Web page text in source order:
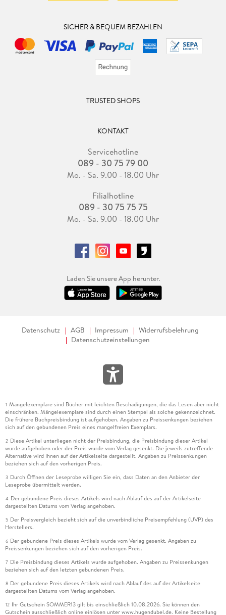
SICHER & BEQUEM BEZAHLEN
TRUSTED SHOPS
KONTAKT
Servicehotline
089 - 30 75 79 00
Mo. - Sa. 9.00 - 18.00 Uhr
Filialhotline
089 - 30 75 75 75
Mo. - Sa. 9.00 - 18.00 Uhr
Laden Sie unsere App herunter.
Datenschutz AGB Impressum
Widerrufsbelehrung
Datenschutzeinstellungen
1 Mängelexemplare sind Bücher mit leichten Beschädigungen, die das Lesen aber nicht
einschränken. Mängelexemplare sind durch einen Stempel als solche gekennzeichnet.
Die frühere Buchpreisbindung ist aufgehoben. Angaben zu Preissenkungen beziehen
sich auf den gebundenen Preis eines mangelfreien Exemplars.
2 Diese Artikel unterliegen nicht der Preisbindung, die Preisbindung dieser Artikel
wurde aufgehoben oder der Preis wurde vom Verlag gesenkt. Die jeweils zutreffende
Alternative wird Ihnen auf der Artikelseite dargestellt. Angaben zu Preissenkungen
beziehen sich auf den vorherigen Preis.
3 Durch Öffnen der Leseprobe willigen Sie ein, dass Daten an den Anbieter der
Leseprobe übermittelt werden.
4 Der gebundene Preis dieses Artikels wird nach Ablauf des auf der Artikelseite
dargestellten Datums vom Verlag angehoben.
5 Der Preisvergleich bezieht sich auf die unverbindliche Preisempfehlung (UVP) des
Herstellers.
6 Der gebundene Preis dieses Artikels wurde vom Verlag gesenkt. Angaben zu
Preissenkungen beziehen sich auf den vorherigen Preis.
7 Die Preisbindung dieses Artikels wurde aufgehoben. Angaben zu Preissenkungen
beziehen sich auf den letzten gebundenen Preis.
8 Der gebundene Preis dieses Artikels wird nach Ablauf des auf der Artikelseite
dargestellten Datums vom Verlag angehoben.
12 Ihr Gutschein SOMMER13 gilt bis einschließlich 10.08.2026. Sie können den
Gutschein ausschließlich online einlösen unter www.hugendubel.de. Keine Bestellung